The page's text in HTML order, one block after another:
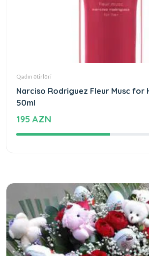
Qadın ətirləri
Narciso Rodriguez Fleur Musc for
50ml
195 AZN